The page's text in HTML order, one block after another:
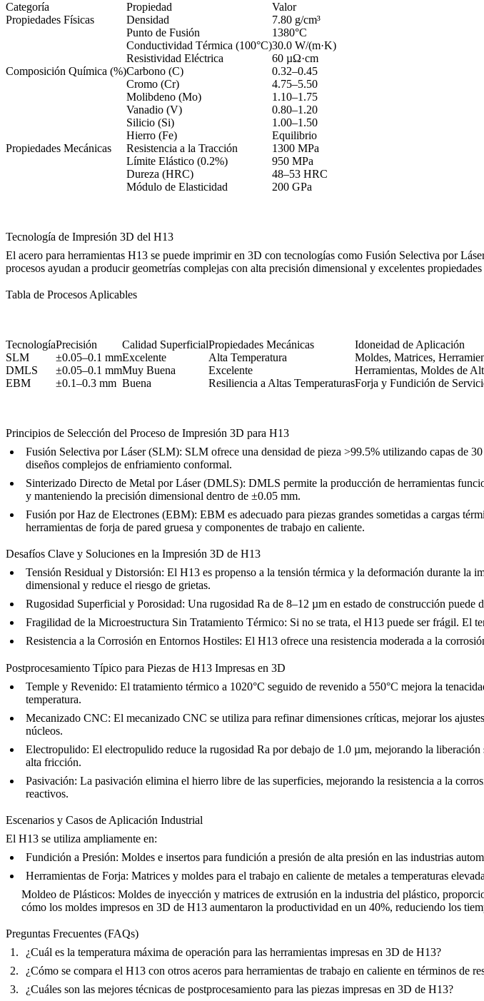
Categoría Propiedad
Valor
Propiedades Físicas
Densidad
7.80 g/cm³
Punto de Fusión
1380°C
Conductividad Térmica (100°C)30.0 W/(m·K)
Resistividad Eléctrica
60 µΩ·cm
Composición Química (%)Carbono (C)
0.32–0.45
Cromo (Cr)
4.75–5.50
Molibdeno (Mo)
1.10–1.75
Vanadio (V)
0.80–1.20
Silicio (Si)
1.00–1.50
Hierro (Fe)
Equilibrio
Propiedades Mecánicas
Resistencia a la Tracción
1300 MPa
Límite Elástico (0.2%)
950 MPa
Dureza (HRC)
48–53 HRC
Módulo de Elasticidad
200 GPa
Tecnología de Impresión 3D del H13
El acero para herramientas H13 se puede imprimir en 3D con tecnologías como Fusión Selectiva por
procesos ayudan a producir geometrías complejas con alta precisión dimensional y excelentes
Tabla de Procesos Aplicables
TecnologíaPrecisión Calidad SuperficialPropiedades Mecánicas
Idoneidad de Aplicación
SLM
±0.05–0.1 mmExcelente Alta Temperatura
Moldes, Matrices,
DMLS
±0.05–0.1 mmMuy Buena Excelente
Herramientas, Moldes de
EBM
±0.1–0.3 mm Buena Resiliencia a Altas TemperaturasForja y Fundición de
Principios de Selección del Proceso de Impresión 3D para H13
Fusión Selectiva por Láser (SLM): SLM ofrece una densidad de pieza >99.5% utilizando capas de
diseños complejos de enfriamiento conformal.
Sinterizado Directo de Metal por Láser (DMLS): DMLS permite la producción de herramientas
y manteniendo la precisión dimensional dentro de ±0.05 mm.
Fusión por Haz de Electrones (EBM): EBM es adecuado para piezas grandes sometidas a cargas
herramientas de forja de pared gruesa y componentes de trabajo en caliente.
Desafíos Clave y Soluciones en la Impresión 3D de H13
Tensión Residual y Distorsión: El H13 es propenso a la tensión térmica y la deformación durante la
dimensional y reduce el riesgo de grietas.
Rugosidad Superficial y Porosidad: Una rugosidad Ra de 8–12 µm en estado de construcción puede
Fragilidad de la Microestructura Sin Tratamiento Térmico: Si no se trata, el H13 puede ser frágil. El
Resistencia a la Corrosión en Entornos Hostiles: El H13 ofrece una resistencia moderada a la
Postprocesamiento Típico para Piezas de H13 Impresas en 3D
Temple y Revenido: El tratamiento térmico a 1020°C seguido de revenido a 550°C mejora la
temperatura.
Mecanizado CNC: El mecanizado CNC se utiliza para refinar dimensiones críticas, mejorar los
núcleos.
Electropulido: El electropulido reduce la rugosidad Ra por debajo de 1.0 µm, mejorando la
alta fricción.
Pasivación: La pasivación elimina el hierro libre de las superficies, mejorando la resistencia a la
reactivos.
Escenarios y Casos de Aplicación Industrial
El H13 se utiliza ampliamente en:
Fundición a Presión: Moldes e insertos para fundición a presión de alta presión en las industrias
Herramientas de Forja: Matrices y moldes para el trabajo en caliente de metales a temperaturas
Moldeo de Plásticos: Moldes de inyección y matrices de extrusión en la industria del plástico,
cómo los moldes impresos en 3D de H13 aumentaron la productividad en un 40%, reduciendo los
Preguntas Frecuentes (FAQs)
¿Cuál es la temperatura máxima de operación para las herramientas impresas en 3D de H13?
¿Cómo se compara el H13 con otros aceros para herramientas de trabajo en caliente en términos de
¿Cuáles son las mejores técnicas de postprocesamiento para las piezas impresas en 3D de H13?